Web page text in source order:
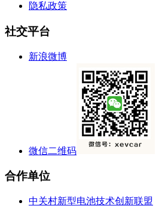
隐私政策
社交平台
新浪微博
微信二维码
合作单位
中关村新型电池技术创新联盟